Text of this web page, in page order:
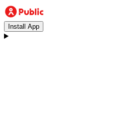
Install App